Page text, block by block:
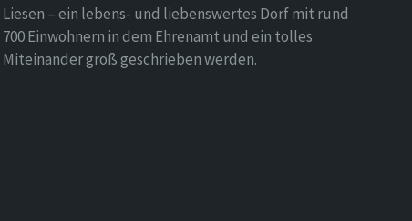
Liesen – ein lebens- und liebenswertes Dorf mit rund
700 Einwohnern in dem Ehrenamt und ein tolles
Miteinander groß geschrieben werden.